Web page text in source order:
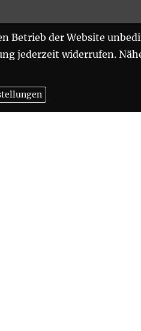
Betrieb der Website
jederzeit widerrufen.